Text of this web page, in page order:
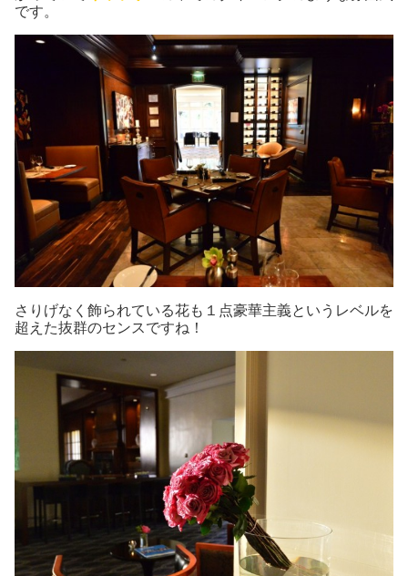
です。
さりげなく飾られている花も１点豪華主義というレベルを
超えた抜群のセンスですね！